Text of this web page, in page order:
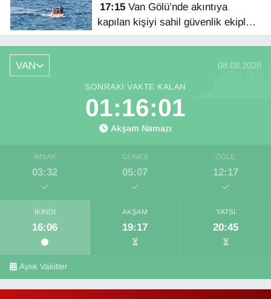
17:15Van Gölü’nde akıntıya
kapılan kişiyi sahil güvenlik ekipleri
kurtardı
VAN 08.08.2026
SONRAKI VAKTE KALAN
01:16:00
Akşam Namazı
İMSAK
03:32
GÜNEŞ
05:07
ÖĞLE
12:17
İKINDI
16:06
AKŞAM
19:17
YATSI
20:45
Aylık Vakitler